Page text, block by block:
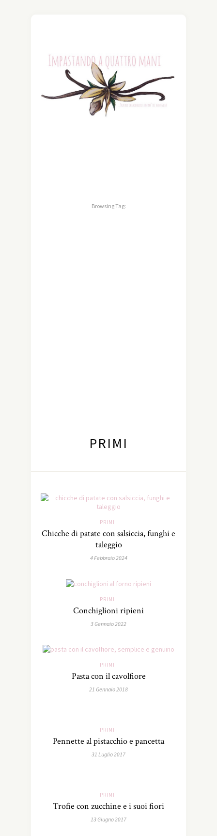
Browsing Tag:
PRIMI
PRIMI
Chicche di patate con salsiccia, funghi e
taleggio
4 Febbraio 2024
PRIMI
Conchiglioni ripieni
3 Gennaio 2022
PRIMI
Pasta con il cavolfiore
21 Gennaio 2018
PRIMI
Pennette al pistacchio e pancetta
31 Luglio 2017
PRIMI
Trofie con zucchine e i suoi fiori
13 Giugno 2017